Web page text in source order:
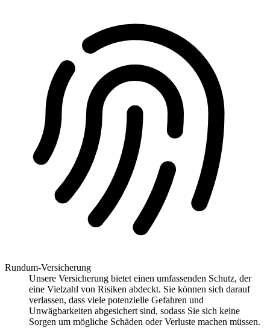
Rundum-Versicherung
Unsere Versicherung bietet einen umfassenden Schutz, der
eine Vielzahl von Risiken abdeckt. Sie können sich darauf
verlassen, dass viele potenzielle Gefahren und
Unwägbarkeiten abgesichert sind, sodass Sie sich keine
Sorgen um mögliche Schäden oder Verluste machen müssen.